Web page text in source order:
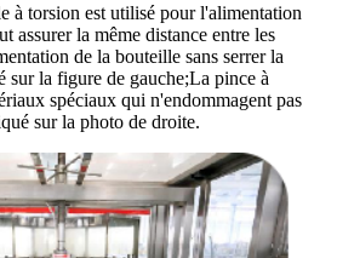
à torsion est utilisé pour l'alimentation
assurer la même distance entre les
de la bouteille sans serrer la
sur la figure de gauche;La pince à
spéciaux qui n'endommagent pas
sur la photo de droite.